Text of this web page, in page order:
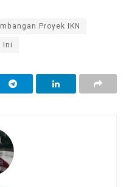
Proyek IKN
Ini